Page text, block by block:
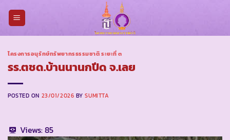
โครงการอนุรักษ์ทรัพยากรธรรมชาติ ระยะที่ ๓
รร.ตชด.บ้านนานกปีด จ.เลย
POSTED ON 23/01/2026 BYSUMITTA
Views:85